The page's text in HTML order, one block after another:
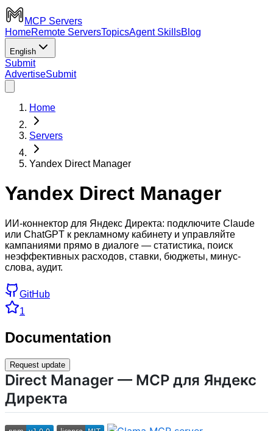
MCP Servers
HomeRemote ServersTopicsAgent SkillsBlog
English
Submit
AdvertiseSubmit
Home
Servers
Yandex Direct Manager
Yandex Direct Manager
ИИ-коннектор для Яндекс Директа: подключите Claude
или ChatGPT к рекламному кабинету и управляйте
кампаниями прямо в диалоге — статистика, поиск
неэффективных расходов, ставки, бюджеты, минус-
слова, аудит.
GitHub
1
Documentation
Request update
Direct Manager — MCP для Яндекс
Директа